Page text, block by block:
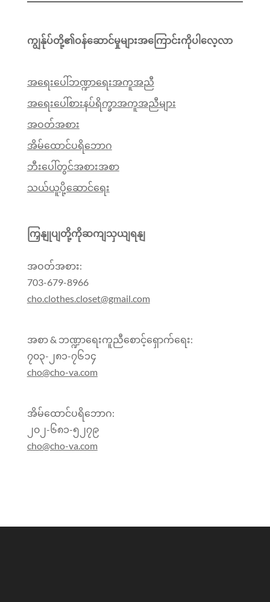
ကျွန်ုပ်တို့၏ဝန်ဆောင်မှုများအကြောင်းကိုပါလေ့လာ
အရေးပေါ်ဘဏ္ဍာရေးအကူအညီ
အရေးပေါ်စားနပ်ရိက္ခာအကူအညီများ
အဝတ်အစား
အိမ်ထောင်ပရိဘောဂ
ဘီးပေါ်တွင်အစားအစာ
သယ်ယူပို့ဆောင်ရေး
ကြှနျုပျတို့ကိုဆကျသှယျရနျ
အဝတ်အစား:
703-679-8966
cho.clothes.closet@gmail.com
အစာ & ဘဏ္ဍာရေးကူညီစောင့်ရှောက်ရေး:
၇၀၃-၂၈၁-၇၆၁၄
cho@cho-va.com
အိမ်ထောင်ပရိဘောဂ:
၂၀၂-၆၈၁-၅၂၇၉
cho@cho-va.com